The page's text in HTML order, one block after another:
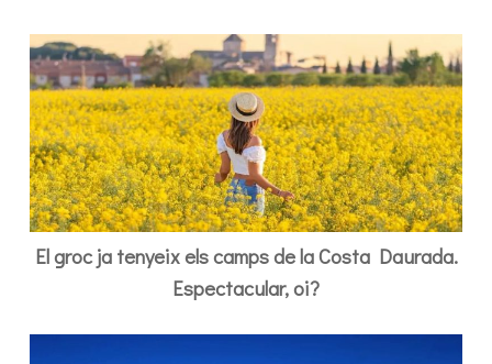
El groc ja tenyeix els camps de la Costa Daurada.
Espectacular, oi?